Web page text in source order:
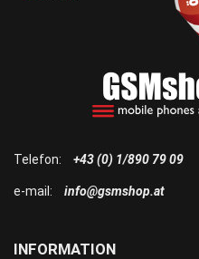
INFORMATION
Telefon: +43 (0) 1/890 79 09
e-mail: info@gsmshop.at